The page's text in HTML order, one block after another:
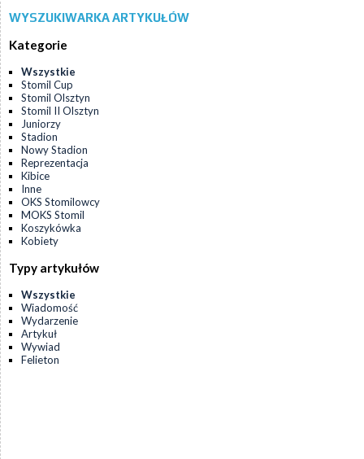
WYSZUKIWARKA ARTYKUŁÓW
Kategorie
Wszystkie
Stomil Cup
Stomil Olsztyn
Stomil II Olsztyn
Juniorzy
Stadion
Nowy Stadion
Reprezentacja
Kibice
Inne
OKS Stomilowcy
MOKS Stomil
Koszykówka
Kobiety
Typy artykułów
Wszystkie
Wiadomość
Wydarzenie
Artykuł
Wywiad
Felieton